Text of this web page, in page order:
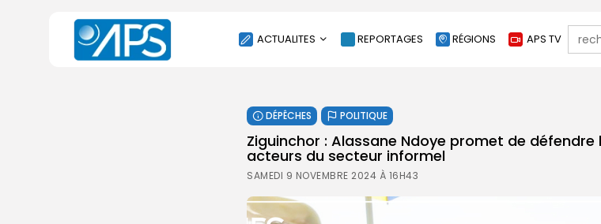
ACTUALITES
SOCIÉTÉ
ÉCONOMIE
CULTURE
ENVIRONNEMENT
REPORTAGES RÉGIONS APS TV for:
DÉPÊCHES POLITIQUE
Ziguinchor : Alassane Ndoye promet de
acteurs du secteur informel
SAMEDI 9 NOVEMBRE 2024 À 16H43